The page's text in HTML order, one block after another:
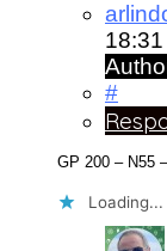
18:31
#
GP 200 – N55
Loading...